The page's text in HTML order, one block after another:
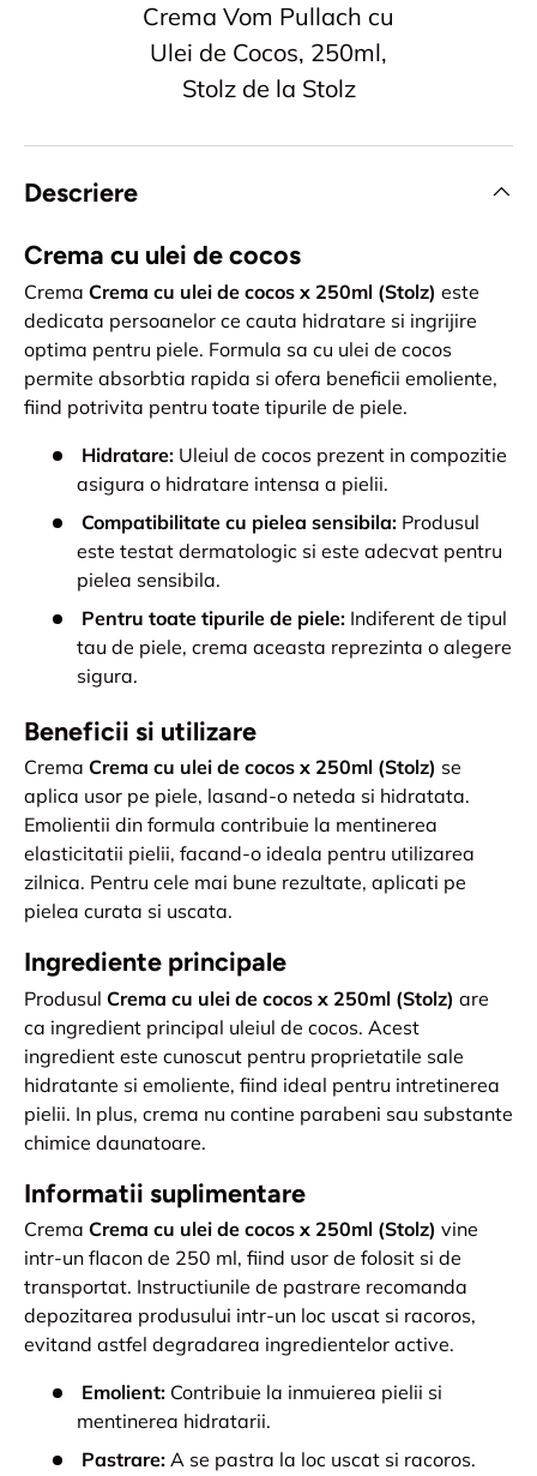
Crema Vom Pullach cu
Ulei de Cocos, 250ml,
Stolz de la Stolz
Descriere
Crema cu ulei de cocos
Crema Crema cu ulei de cocos x 250ml (Stolz) este
dedicata persoanelor ce cauta hidratare si ingrijire
optima pentru piele. Formula sa cu ulei de cocos
permite absorbtia rapida si ofera beneficii emoliente,
fiind potrivita pentru toate tipurile de piele.
Hidratare: Uleiul de cocos prezent in compozitie
asigura o hidratare intensa a pielii.
Compatibilitate cu pielea sensibila: Produsul
este testat dermatologic si este adecvat pentru
pielea sensibila.
Pentru toate tipurile de piele: Indiferent de tipul
tau de piele, crema aceasta reprezinta o alegere
sigura.
Beneficii si utilizare
Crema Crema cu ulei de cocos x 250ml (Stolz) se
aplica usor pe piele, lasand-o neteda si hidratata.
Emolientii din formula contribuie la mentinerea
elasticitatii pielii, facand-o ideala pentru utilizarea
zilnica. Pentru cele mai bune rezultate, aplicati pe
pielea curata si uscata.
Ingrediente principale
Produsul Crema cu ulei de cocos x 250ml (Stolz) are
ca ingredient principal uleiul de cocos. Acest
ingredient este cunoscut pentru proprietatile sale
hidratante si emoliente, fiind ideal pentru intretinerea
pielii. In plus, crema nu contine parabeni sau substante
chimice daunatoare.
Informatii suplimentare
Crema Crema cu ulei de cocos x 250ml (Stolz) vine
intr-un flacon de 250 ml, fiind usor de folosit si de
transportat. Instructiunile de pastrare recomanda
depozitarea produsului intr-un loc uscat si racoros,
evitand astfel degradarea ingredientelor active.
Emolient: Contribuie la inmuierea pielii si
mentinerea hidratarii.
Pastrare: A se pastra la loc uscat si racoros.